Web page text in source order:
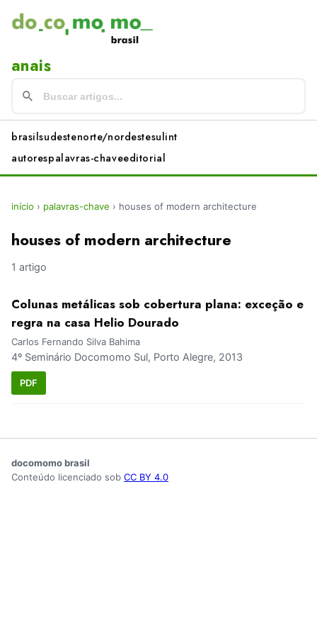
anais
brasilsudestenorte/nordestesulint
autorespalavras-chaveeditorial
início › palavras-chave › houses of modern architecture
houses of modern architecture
1 artigo
Colunas metálicas sob cobertura plana: exceção e
regra na casa Helio Dourado
Carlos Fernando Silva Bahima
4º Seminário Docomomo Sul, Porto Alegre, 2013
PDF
docomomo brasil
Conteúdo licenciado sob CC BY 4.0